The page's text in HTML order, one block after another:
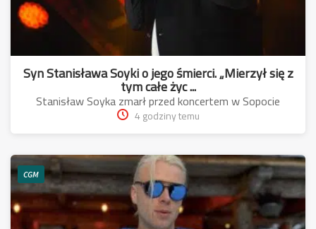
Syn Stanisława Soyki o jego śmierci. „Mierzył się z
tym całe życ ...
Stanisław Soyka zmarł przed koncertem w Sopocie
4 godziny temu
CGM